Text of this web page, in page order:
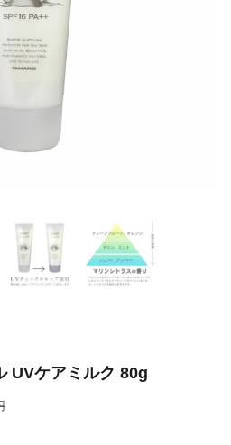
UVケアミルク 80g